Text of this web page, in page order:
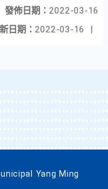
發佈日期： 2022-03-16
日期： 2022-03-16 |
Yang Ming